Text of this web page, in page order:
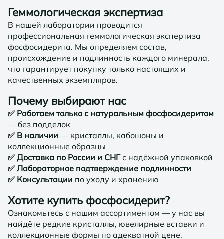
Геммологическая экспертиза
В нашей лаборатории проводится
профессиональная геммологическая экспертиза
фосфосидерита. Мы определяем состав,
происхождение и подлинность каждого минерала,
что гарантирует покупку только настоящих и
качественных экземпляров.
Почему выбирают нас
✅ Работаем только с натуральным фосфосидеритом
— без подделок
✅ В наличии — кристаллы, кабошоны и
коллекционные образцы
✅ Доставка по России и СНГс надёжной упаковкой
✅ Лабораторное подтверждение подлинности
✅ Консультации по уходу и хранению
Хотите купить фосфосидерит?
Ознакомьтесь с нашим ассортиментом — у нас вы
найдёте редкие кристаллы, ювелирные вставки и
коллекционные формы по адекватной цене.